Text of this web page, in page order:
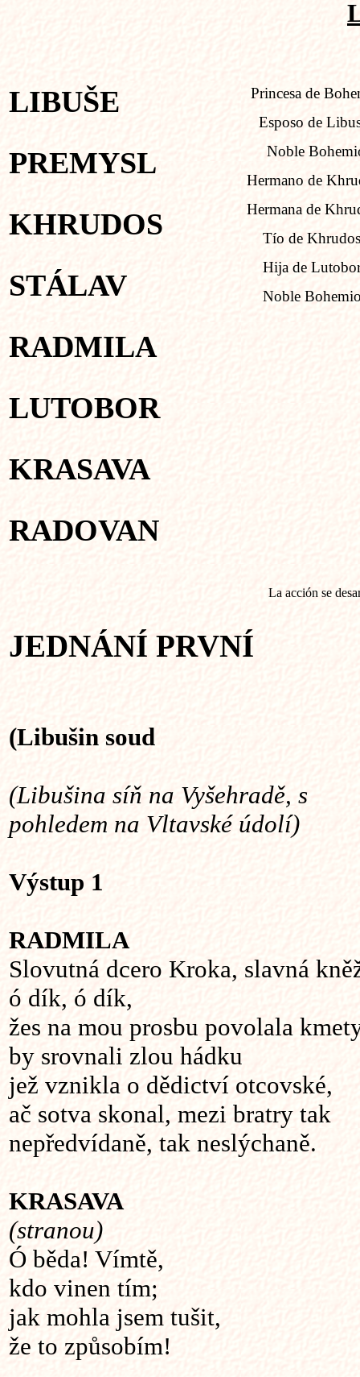
LIBUŠE
PREMYSL
KHRUDOS
STÁLAV
RADMILA
LUTOBOR
KRASAVA
RADOVAN
Princesa de
Esposo de
Noble
Hermano de
Hermana de
Tío de Khrudos
Hija de
Noble
La acción se
JEDNÁNÍ PRVNÍ
(Libušin soud
(Libušina síň na Vyšehradě, s
pohledem na Vltavské údolí)
Výstup 1
RADMILA
Slovutná dcero Kroka, slavná
ó dík, ó dík,
žes na mou prosbu povolala
by srovnali zlou hádku
jež vznikla o dědictví otcovské,
ač sotva skonal, mezi bratry tak
nepředvídaně, tak neslýchaně.
KRASAVA
(stranou)
Ó běda! Vímtě,
kdo vinen tím;
jak mohla jsem tušit,
že to způsobím!